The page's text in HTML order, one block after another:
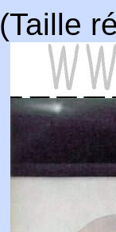
(Taille